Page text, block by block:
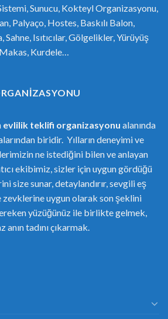
Sunucu, Kokteyl Organizasyonu,
Palyaço, Hostes, Baskılı Balon,
Isıtıcılar, Gölgelikler, Yürüyüş
Makas, Kurdele…
evlilik teklifi organizasyonu alanında
biridir. Yılların deneyimi ve
ne istediğini bilen ve anlayan
ekibimiz, sizler için uygun gördüğü
size sunar, detaylandırır, sevgili eş
zevklerine uygun olarak son şeklini
yüzüğünüz ile birlikte gelmek,
tadını çıkarmak.